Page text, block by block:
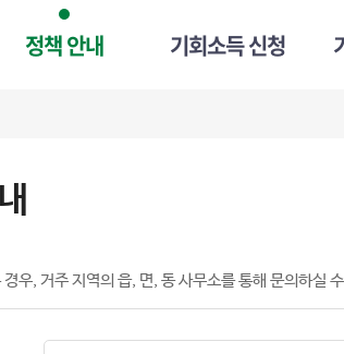
정책 안내 기회소득 신청
우, 거주 지역의 읍, 면, 동 사무소를 통해 문의하실